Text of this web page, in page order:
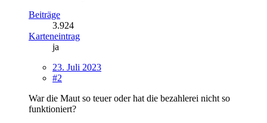
Beiträge
3.924
Karteneintrag
ja
23. Juli 2023
#2
War die Maut so teuer oder hat die bezahlerei nicht so
funktioniert?